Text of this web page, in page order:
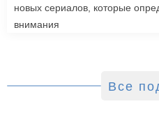
новых сериалов, которые
внимания
Все